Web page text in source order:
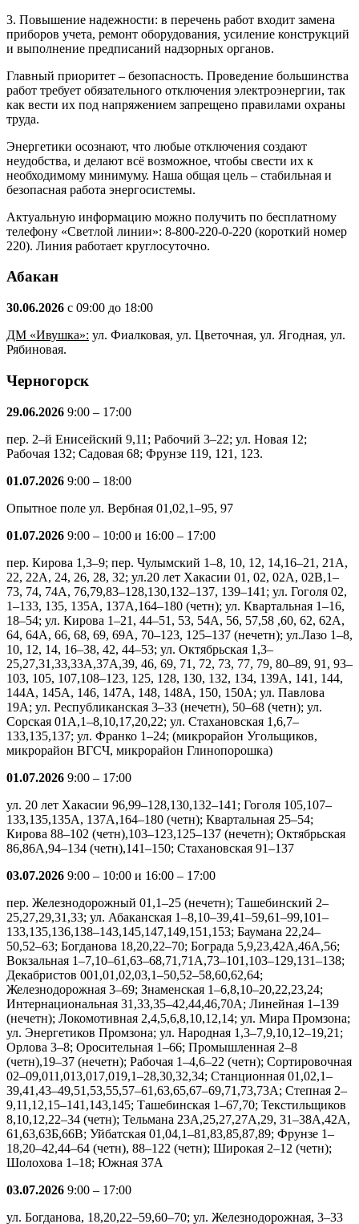
3. Повышение надежности: в перечень работ входит замена
приборов учета, ремонт оборудования, усиление конструкций
и выполнение предписаний надзорных органов.
Главный приоритет – безопасность. Проведение большинства
работ требует обязательного отключения электроэнергии, так
как вести их под напряжением запрещено правилами охраны
труда.
Энергетики осознают, что любые отключения создают
неудобства, и делают всё возможное, чтобы свести их к
необходимому минимуму. Наша общая цель – стабильная и
безопасная работа энергосистемы.
Актуальную информацию можно получить по бесплатному
телефону «Светлой линии»: 8-800-220-0-220 (короткий номер
220). Линия работает круглосуточно.
Абакан
30.06.2026 с 09:00 до 18:00
ДМ «Ивушка»: ул. Фиалковая, ул. Цветочная, ул. Ягодная, ул.
Рябиновая.
Черногорск
29.06.2026 9:00 – 17:00
пер. 2–й Енисейский 9,11; Рабочий 3–22; ул. Новая 12;
Рабочая 132; Садовая 68; Фрунзе 119, 121, 123.
01.07.2026 9:00 – 18:00
Опытное поле ул. Вербная 01,02,1–95, 97
01.07.2026 9:00 – 10:00 и 16:00 – 17:00
пер. Кирова 1,3–9; пер. Чулымский 1–8, 10, 12, 14,16–21, 21А,
22, 22А, 24, 26, 28, 32; ул.20 лет Хакасии 01, 02, 02А, 02В,1–
73, 74, 74А, 76,79,83–128,130,132–137, 139–141; ул. Гоголя 02,
1–133, 135, 135А, 137А,164–180 (четн); ул. Квартальная 1–16,
18–54; ул. Кирова 1–21, 44–51, 53, 54А, 56, 57,58 ,60, 62, 62А,
64, 64А, 66, 68, 69, 69А, 70–123, 125–137 (нечетн); ул.Лазо 1–8,
10, 12, 14, 16–38, 42, 44–53; ул. Октябрьская 1,3–
25,27,31,33,33А,37А,39, 46, 69, 71, 72, 73, 77, 79, 80–89, 91, 93–
103, 105, 107,108–123, 125, 128, 130, 132, 134, 139А, 141, 144,
144А, 145А, 146, 147А, 148, 148А, 150, 150А; ул. Павлова
19А; ул. Республиканская 3–33 (нечетн), 50–68 (четн); ул.
Сорская 01А,1–8,10,17,20,22; ул. Стахановская 1,6,7–
133,135,137; ул. Франко 1–24; (микрорайон Угольщиков,
микрорайон ВГСЧ, микрорайон Глинопорошка)
01.07.2026 9:00 – 17:00
ул. 20 лет Хакасии 96,99–128,130,132–141; Гоголя 105,107–
133,135,135А, 137А,164–180 (четн); Квартальная 25–54;
Кирова 88–102 (четн),103–123,125–137 (нечетн); Октябрьская
86,86А,94–134 (четн),141–150; Стахановская 91–137
03.07.2026 9:00 – 10:00 и 16:00 – 17:00
пер. Железнодорожный 01,1–25 (нечетн); Ташебинский 2–
25,27,29,31,33; ул. Абаканская 1–8,10–39,41–59,61–99,101–
133,135,136,138–143,145,147,149,151,153; Баумана 22,24–
50,52–63; Богданова 18,20,22–70; Бограда 5,9,23,42А,46А,56;
Вокзальная 1–7,10–61,63–68,71,71А,73–101,103–129,131–138;
Декабристов 001,01,02,03,1–50,52–58,60,62,64;
Железнодорожная 3–69; Знаменская 1–6,8,10–20,22,23,24;
Интернациональная 31,33,35–42,44,46,70А; Линейная 1–139
(нечетн); Локомотивная 2,4,5,6,8,10,12,14; ул. Мира Промзона;
ул. Энергетиков Промзона; ул. Народная 1,3–7,9,10,12–19,21;
Орлова 3–8; Оросительная 1–66; Промышленная 2–8
(четн),19–37 (нечетн); Рабочая 1–4,6–22 (четн); Сортировочная
02–09,011,013,017,019,1–28,30,32,34; Станционная 01,02,1–
39,41,43–49,51,53,55,57–61,63,65,67–69,71,73,73А; Степная 2–
9,11,12,15–141,143,145; Ташебинская 1–67,70; Текстильщиков
8,10,12,22–34 (четн); Тельмана 23А,25,27,27А,29, 31–38А,42А,
61,63,63Б,66В; Уйбатская 01,04,1–81,83,85,87,89; Фрунзе 1–
18,20–42,44–64 (четн), 88–122 (четн); Широкая 2–12 (четн);
Шолохова 1–18; Южная 37А
03.07.2026 9:00 – 17:00
ул. Богданова, 18,20,22–59,60–70; ул. Железнодорожная, 3–33